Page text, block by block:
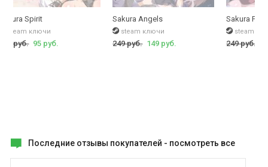
Spirit
steam ключи
руб. 95 руб.
Sakura Angels
steam ключи
249 руб. 149 руб.
Sakura
steam
249 руб.
Последние отзывы покупателей - посмотреть все